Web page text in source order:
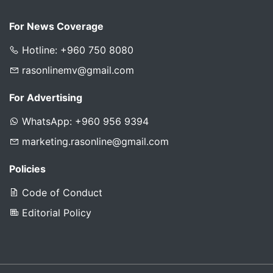
For News Coverage
Hotline: +960 750 8080
rasonlinemv@gmail.com
For Advertising
WhatsApp: +960 956 9394
marketing.rasonline@gmail.com
Policies
Code of Conduct
Editorial Policy